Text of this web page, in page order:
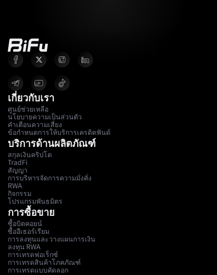
เกี่ยวกับเรา
ศูนย์ช่วยเหลือ
นโยบายความเป็นส่วนตัว
คำเตือนความเสี่ยง
ข้อกำหนดการให้บริการเครดิตฟันด์
บริการด้านผลิตภัณฑ์
สกุลเงินคริปโต
TradFi
สัญญา
การบริหารจัดการความมั่งคั่ง
RWA
กิจกรรม
โปรแกรมพันธมิตร
การซื้อขาย
ซื้อบิตคอยน์
ซื้ออีเธอร์เรียม
การลงทุนและวางแผนการเงิน
ลงทุน RWA
การเทรดฟอเร็กซ์
การเทรดสินค้าโภคภัณฑ์
การเทรดแบบคัดลอก